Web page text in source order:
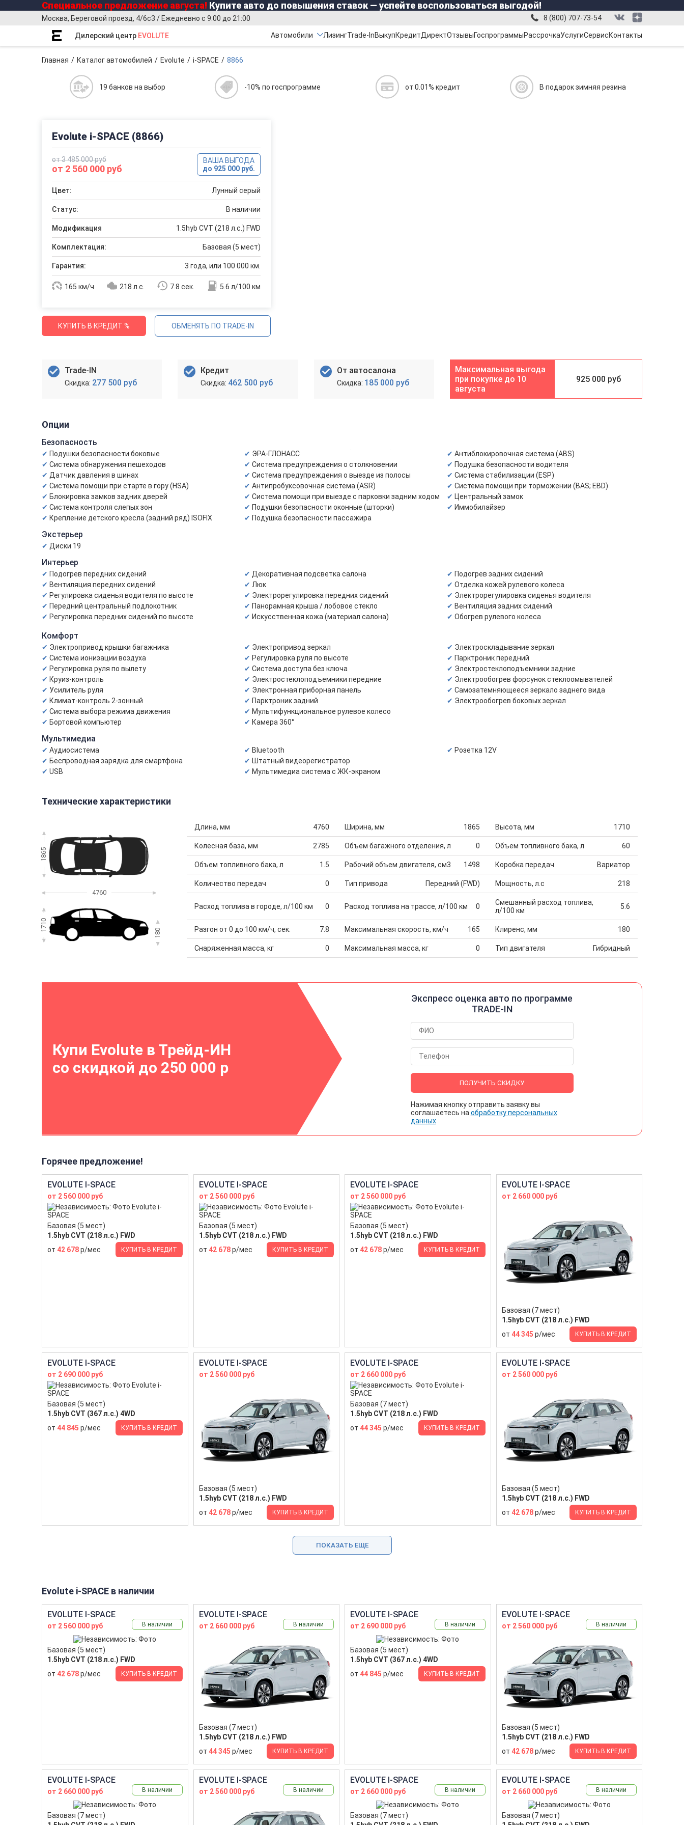
Специальное предложение августа! Купите авто до повышения ставок — успейте воспользоваться выгодой!
Москва, Береговой проезд, 4/6с3 / Ежедневно с 9:00 до 21:00 8 (800) 707-73-54
Дилерский центр EVOLUTE Автомобили ЛизингTrade-InВыкупКредитДиректОтзывыГоспрограммыРассрочкаУслугиСервисКонтакты
Главная Каталог автомобилей Evolute i-SPACE 8866
19 банков на выбор -10% по госпрограмме от 0.01% кредит В подарок зимняя резина
Evolute i-SPACE (8866)
от 3 485 000 руб
от 2 560 000 руб
ВАША ВЫГОДА
до 925 000 руб.
Цвет: Лунный серый
Статус: В наличии
Модификация 1.5hyb CVT (218 л.с.) FWD
Комплектация: Базовая (5 мест)
Гарантия: 3 года, или 100 000 км.
165 км/ч 218 л.с. 7.8 сек. 5.6 л/100 км
КУПИТЬ В КРЕДИТ % ОБМЕНЯТЬ ПО TRADE-IN
Trade-IN
277 500 руб
Кредит
462 500 руб
От автосалона
185 000 руб
10
августа
925 000 руб
Опции
Безопасность
Подушки безопасности боковые
Система обнаружения пешеходов
Датчик давления в шинах
Система помощи при старте в гору (HSA)
Блокировка замков задних дверей
Система контроля слепых зон
Крепление детского кресла (задний ряд) ISOFIX
ЭРА-ГЛОНАСС
Система предупреждения о столкновении
Система предупреждения о выезде из полосы
Антипробуксовочная система (ASR)
Система помощи при выезде с парковки задним ходом
Подушки безопасности оконные (шторки)
Подушка безопасности пассажира
Антиблокировочная система (ABS)
Подушка безопасности водителя
Система стабилизации (ESP)
Система помощи при торможении (BAS; EBD)
Центральный замок
Иммобилайзер
Экстерьер
Диски 19
Интерьер
Подогрев передних сидений
Вентиляция передних сидений
Регулировка сиденья водителя по высоте
Передний центральный подлокотник
Регулировка передних сидений по высоте
Декоративная подсветка салона
Люк
Электрорегулировка передних сидений
Панорамная крыша / лобовое стекло
Искусственная кожа (материал салона)
Подогрев задних сидений
Отделка кожей рулевого колеса
Электрорегулировка сиденья водителя
Вентиляция задних сидений
Обогрев рулевого колеса
Комфорт
Электропривод крышки багажника
Система ионизации воздуха
Регулировка руля по вылету
Круиз-контроль
Усилитель руля
Климат-контроль 2-зонный
Система выбора режима движения
Бортовой компьютер
Электропривод зеркал
Регулировка руля по высоте
Система доступа без ключа
Электростеклоподъемники передние
Электронная приборная панель
Парктроник задний
Мультифункциональное рулевое колесо
Камера 360°
Электроскладывание зеркал
Парктроник передний
Электростеклоподъемники задние
Электрообогрев форсунок стеклоомывателей
Самозатемняющееся зеркало заднего вида
Электрообогрев боковых зеркал
Мультимедиа
Аудиосистема
Беспроводная зарядка для смартфона
USB
Bluetooth
Штатный видеорегистратор
Мультимедиа система с ЖК-экраном
Розетка 12V
Технические характеристики
1865
4760
1710
180
Длина, мм 4760 Ширина, мм 1865 Высота, мм 1710
Колесная база, мм 2785 Объем багажного отделения, л 0 Объем топливного бака, л 60
Объем топливного бака, л 1.5 Рабочий объем двигателя, см3 1498 Коробка передач Вариатор
Количество передач 0 Тип привода Передний (FWD) Мощность, л.с 218
Расход топлива в городе, л/100 км 0 Расход топлива на трассе, л/100 км 0
Смешанный расход топлива,
л/100 км
5.6
Разгон от 0 до 100 км/ч, сек. 7.8 Максимальная скорость, км/ч 165 Клиренс, мм 180
Снаряженная масса, кг 0 Максимальная масса, кг 0 Тип двигателя Гибридный
Купи Evolute в Трейд-ИН
со скидкой до 250 000 р
Экспресс оценка авто по программе
TRADE-IN
ПОЛУЧИТЬ СКИДКУ
Нажимая кнопку отправить заявку вы
соглашаетесь на обработку персональных
данных
Горячее предложение!
EVOLUTE I-SPACE
от 2 560 000 руб
Базовая (5 мест)
1.5hyb CVT (218 л.с.) FWD
от 42 678р/мес КУПИТЬ В КРЕДИТ
EVOLUTE I-SPACE
от 2 560 000 руб
Базовая (5 мест)
1.5hyb CVT (218 л.с.) FWD
от 42 678р/мес КУПИТЬ В КРЕДИТ
EVOLUTE I-SPACE
от 2 560 000 руб
Базовая (5 мест)
1.5hyb CVT (218 л.с.) FWD
от 42 678р/мес КУПИТЬ В КРЕДИТ
EVOLUTE I-SPACE
от 2 660 000 руб
Базовая (7 мест)
1.5hyb CVT (218 л.с.) FWD
от 44 345 р/мес КУПИТЬ В КРЕДИТ
EVOLUTE I-SPACE
от 2 690 000 руб
Базовая (5 мест)
1.5hyb CVT (367 л.с.) 4WD
от 44 845 р/мес КУПИТЬ В КРЕДИТ
EVOLUTE I-SPACE
от 2 560 000 руб
Базовая (5 мест)
1.5hyb CVT (218 л.с.) FWD
от 42 678р/мес КУПИТЬ В КРЕДИТ
EVOLUTE I-SPACE
от 2 660 000 руб
Базовая (7 мест)
1.5hyb CVT (218 л.с.) FWD
от 44 345 р/мес КУПИТЬ В КРЕДИТ
EVOLUTE I-SPACE
от 2 560 000 руб
Базовая (5 мест)
1.5hyb CVT (218 л.с.) FWD
от 42 678р/мес КУПИТЬ В КРЕДИТ
ПОКАЗАТЬ ЕЩЕ
Evolute i-SPACE в наличии
EVOLUTE I-SPACE
от 2 560 000 руб В наличии
Базовая (5 мест)
1.5hyb CVT (218 л.с.) FWD
от 42 678р/мес КУПИТЬ В КРЕДИТ
EVOLUTE I-SPACE
от 2 660 000 руб В наличии
Базовая (7 мест)
1.5hyb CVT (218 л.с.) FWD
от 44 345 р/мес КУПИТЬ В КРЕДИТ
EVOLUTE I-SPACE
от 2 690 000 руб В наличии
Базовая (5 мест)
1.5hyb CVT (367 л.с.) 4WD
от 44 845 р/мес КУПИТЬ В КРЕДИТ
EVOLUTE I-SPACE
от 2 560 000 руб В наличии
Базовая (5 мест)
1.5hyb CVT (218 л.с.) FWD
от 42 678р/мес КУПИТЬ В КРЕДИТ
EVOLUTE I-SPACE
от 2 660 000 руб В наличии
Базовая (7 мест)
EVOLUTE I-SPACE
от 2 560 000 руб В наличии
EVOLUTE I-SPACE
от 2 660 000 руб В наличии
Базовая (7 мест)
EVOLUTE I-SPACE
от 2 660 000 руб В наличии
Базовая (7 мест)